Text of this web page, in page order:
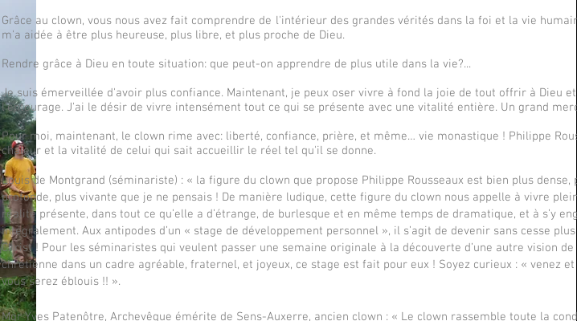
Grâce au clown, vous nous avez fait comprendre de l'intérieur des grandes vérités dans la foi et la vie
m'a aidée à être plus heureuse, plus libre, et plus proche de Dieu.
Rendre grâce à Dieu en toute situation: que peut-on apprendre de plus utile dans la vie?...
Je suis émerveillée d'avoir plus confiance. Maintenant, je peux oser vivre à fond la joie de tout offrir à Dieu
l'entourage. J'ai le désir de vivre intensément tout ce qui se présente avec une vitalité entière. Un grand
Pour moi, maintenant, le clown rime avec: liberté, confiance, prière, et même… vie monastique ! Philippe
chaleur et la vitalité de celui qui sait accueillir le réel tel qu'il se donne.
Louis de Montgrand (séminariste) : « la figure du clown que propose Philippe Rousseaux est bien plus dense,
profonde, plus vivante que je ne pensais ! De manière ludique, cette figure du clown nous appelle à vivre
réalité présente, dans tout ce qu’elle a d’étrange, de burlesque et en même temps de dramatique, et à s’y
intégralement. Aux antipodes d’un « stage de développement personnel », il s’agit de devenir sans cesse
Christ ! Pour les séminaristes qui veulent passer une semaine originale à la découverte d’une autre vision de
chrétienne dans un cadre agréable, fraternel, et joyeux, ce stage est fait pour eux ! Soyez curieux : « venez et
vous serez éblouis !! ».
Mgr Yves Patenôtre, Archevêque émérite de Sens-Auxerre, ancien clown : « Le clown rassemble toute la